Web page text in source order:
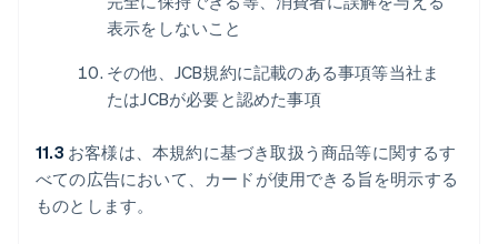
表示をしないこと
その他、JCB規約に記載のある事項等当社ま
たはJCBが必要と認めた事項
11.3 お客様は、本規約に基づき取扱う商品等に関するす
べての広告において、カードが使用できる旨を明示する
ものとします。